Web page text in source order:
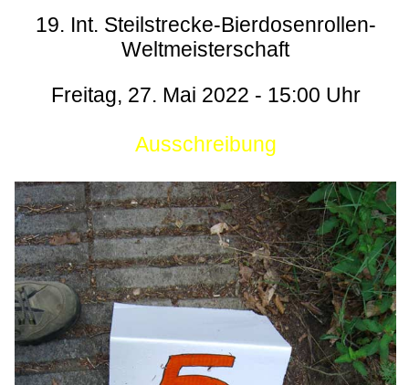
19. Int. Steilstrecke-Bierdosenrollen-
Weltmeisterschaft
Freitag, 27. Mai 2022 - 15:00 Uhr
Ausschreibung